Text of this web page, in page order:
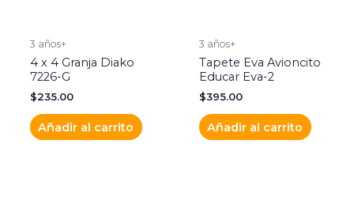
3 años+
4 x 4 Granja Diako
7226-G
$235.00
Añadir al carrito
3 años+
Tapete Eva Avioncito
Educar Eva-2
$395.00
Añadir al carrito